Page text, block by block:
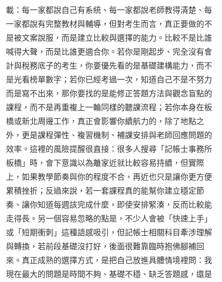
載：每一家都說自己有系統、每一家都說老師教得清楚、每
一家都說有完整教材與輔導，但對考生而言，真正要做的不
是被文案說服，而是建立比較與選擇的能力。比較不是比誰
喊得大聲，而是比誰更適合你。若你是剛起步、完全沒有會
計與稅務底子的考生，你要優先看的是基礎建構能力，而不
是光看榜單數字；若你已經考過一次，知道自己不是不努力
而是寫不出來，那你要找的是能修正答題方法與觀念盲點的
課程，而不是再重複上一輪同樣的聽課流程；若你本身在板
橋或新北周邊工作，真正會影響你續航力的，除了地點之
外，更是課程彈性、複習機制、補課安排與老師回應問題的
效率。這裡的風險提醒很直接：很多人搜尋「記帳士事務所
板橋」時，會下意識以為離家近就比較容易持續，但實際
上，如果教學節奏與你的程度不合，再近也只是讓你更方便
累積挫折；反過來說，若一套課程真的能幫你建立穩定節
奏、讓你知道每週該完成什麼，即使安排緊湊，反而比較能
走得長。另一個容易忽略的點是，不少人會被「快速上手」
或「短期衝刺」這種語感吸引，但記帳士相關科目牽涉理解
與轉換，若前段基礎沒打好，後面很難靠臨時抱佛腳補回
來。真正成熟的選擇方式，是把自己放進具體情境裡問：我
現在最大的問題是時間不夠、基礎不穩、缺乏答題感，還是